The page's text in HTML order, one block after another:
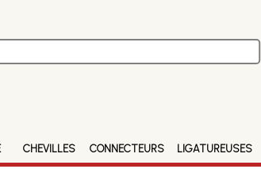
CHEVILLES CONNECTEURS LIGATUREUSES